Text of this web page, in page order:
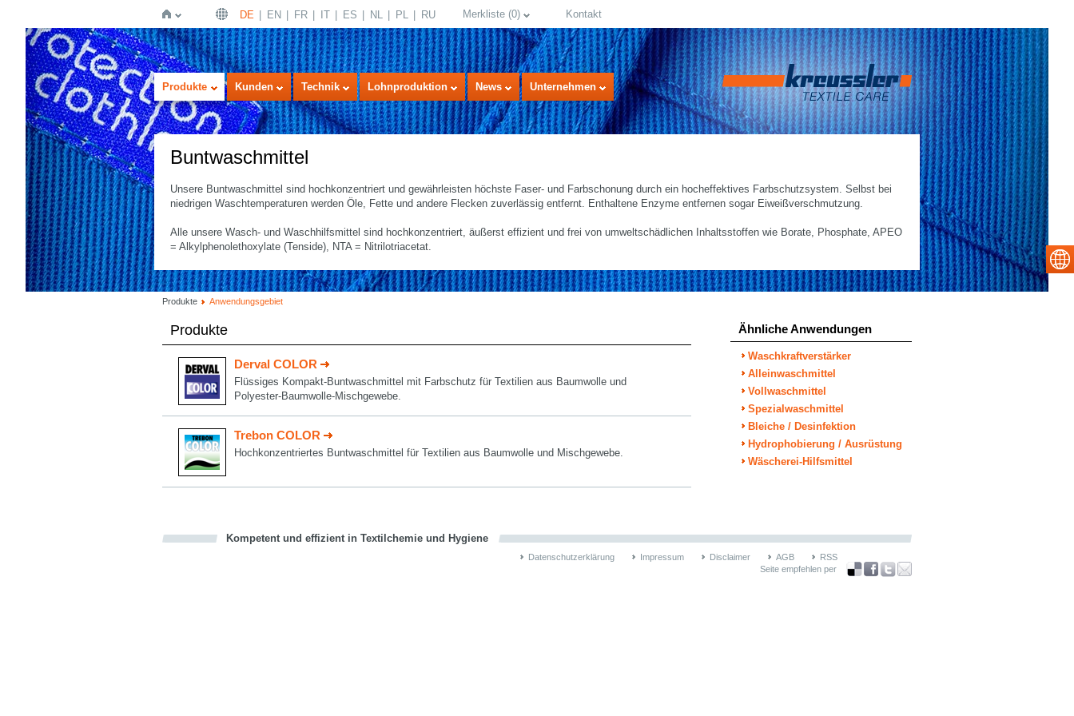
Startseite
DE EN FR IT ES NL PL RU Merkliste (0) Kontakt
Produkte Kunden Technik Lohnproduktion News Unternehmen
Buntwaschmittel
Unsere Buntwaschmittel sind hochkonzentriert und gewährleisten höchste Faser- und Farbschonung durch ein hocheffektives Farbschutzsystem. Selbst bei
niedrigen Waschtemperaturen werden Öle, Fette und andere Flecken zuverlässig entfernt. Enthaltene Enzyme entfernen sogar Eiweißverschmutzung.
Alle unsere Wasch- und Waschhilfsmittel sind hochkonzentriert, äußerst effizient und frei von umweltschädlichen Inhaltsstoffen wie Borate, Phosphate, APEO
= Alkylphenolethoxylate (Tenside), NTA = Nitrilotriacetat.
Produkte Anwendungsgebiet
Produkte
Derval COLOR
Flüssiges Kompakt-Buntwaschmittel mit Farbschutz für Textilien aus Baumwolle und
Polyester-Baumwolle-Mischgewebe.
Trebon COLOR
Hochkonzentriertes Buntwaschmittel für Textilien aus Baumwolle und Mischgewebe.
Ähnliche Anwendungen
Waschkraftverstärker
Alleinwaschmittel
Vollwaschmittel
Spezialwaschmittel
Bleiche / Desinfektion
Hydrophobierung / Ausrüstung
Wäscherei-Hilfsmittel
Kompetent und effizient in Textilchemie und Hygiene
Datenschutzerklärung Impressum Disclaimer AGB
RSS
Seite empfehlen per